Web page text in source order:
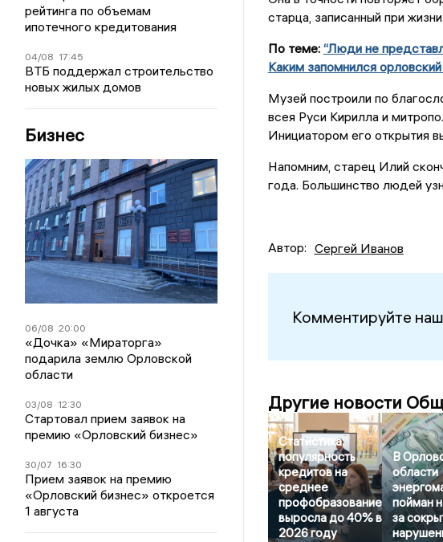
рейтинга по объемам
ипотечного кредитования
04/08 17:45
ВТБ поддержал строительство
новых жилых домов
Бизнес
06/08 20:00
«Дочка» «Мираторга»
подарила землю Орловской
области
03/08 12:30
Стартовал прием заявок на
премию «Орловский бизнес»
30/07 16:30
Прием заявок на премию
«Орловский бизнес» откроется
1 августа
старца, записанный при жизни.
По теме: “Люди не
Каким запомнился
Музей построили по
всея Руси Кирилла и
Инициатором его открытия
Напомним, старец Илий
года. Большинство людей
Автор: Сергей Иванов
Комментируйте
Другие новости
Статистика:
популярность
кредитов на
среднее
профобразование
выросла до 40% в
2026 году
В
области
пойман
за